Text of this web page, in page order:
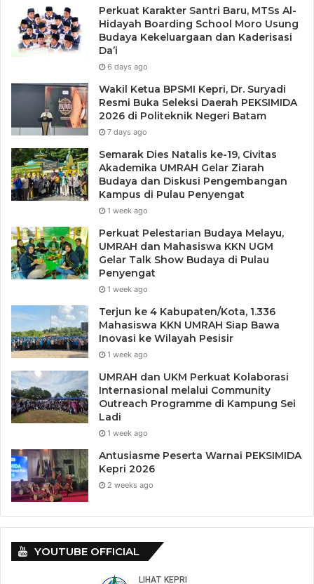
Perkuat Karakter Santri Baru, MTSs Al-
Hidayah Boarding School Moro Usung
Budaya Kekeluargaan dan Kaderisasi
Da’i
6 days ago
Wakil Ketua BPSMI Kepri, Dr. Suryadi
Resmi Buka Seleksi Daerah PEKSIMIDA
2026 di Politeknik Negeri Batam
7 days ago
Semarak Dies Natalis ke-19, Civitas
Akademika UMRAH Gelar Ziarah
Budaya dan Diskusi Pengembangan
Kampus di Pulau Penyengat
1 week ago
Perkuat Pelestarian Budaya Melayu,
UMRAH dan Mahasiswa KKN UGM
Gelar Talk Show Budaya di Pulau
Penyengat
1 week ago
Terjun ke 4 Kabupaten/Kota, 1.336
Mahasiswa KKN UMRAH Siap Bawa
Inovasi ke Wilayah Pesisir
1 week ago
UMRAH dan UKM Perkuat Kolaborasi
Internasional melalui Community
Outreach Programme di Kampung Sei
Ladi
1 week ago
Antusiasme Peserta Warnai PEKSIMIDA
Kepri 2026
2 weeks ago
YOUTUBE OFFICIAL